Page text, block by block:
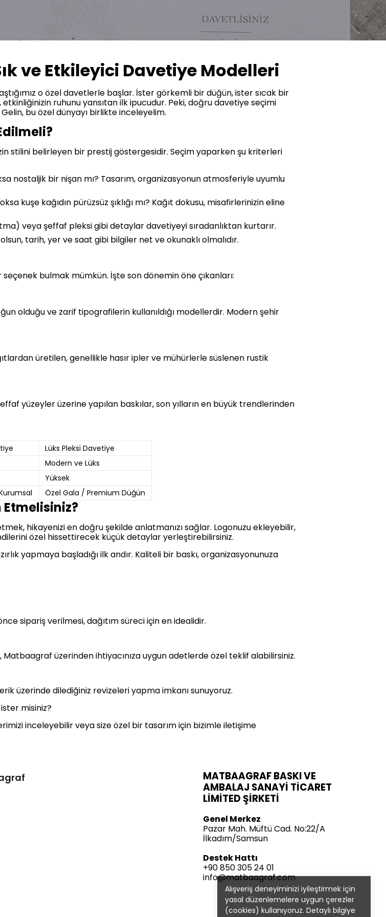
Alışveriş deneyiminizi iyileştirmek için
yasal düzenlemelere uygun çerezler
(cookies) kullanıyoruz. Detaylı bilgiye
ve Etkileyici Davetiye Modelleri
o özel davetlerle başlar. İster görkemli bir düğün, ister sıcak bir
, etkinliğinizin ruhunu yansıtan ilk ipucudur. Peki, doğru davetiye seçimi
bu özel dünyayı birlikte inceleyelim.
stilini belirleyen bir prestij göstergesidir. Seçim yaparken şu kriterleri
nostaljik bir nişan mı? Tasarım, organizasyonun atmosferiyle uyumlu
kuşe kağıdın pürüzsüz şıklığı mı? Kağıt dokusu, misafirlerinizin eline
veya şeffaf pleksi gibi detaylar davetiyeyi sıradanlıktan kurtarır.
tarih, yer ve saat gibi bilgiler net ve okunaklı olmalıdır.
bulmak mümkün. İşte son dönemin öne çıkanları:
olduğu ve zarif tipografilerin kullanıldığı modellerdir. Modern şehir
üretilen, genellikle hasır ipler ve mühürlerle süslenen rustik
yüzeyler üzerine yapılan baskılar, son yılların en büyük trendlerinden
Lüks Pleksi Davetiye
Modern ve Lüks
Yüksek
Özel Gala / Premium Düğün
Etmelisiniz?
hikayenizi en doğru şekilde anlatmanızı sağlar. Logonuzu ekleyebilir,
özel hissettirecek küçük detaylar yerleştirebilirsiniz.
yapmaya başladığı ilk andır. Kaliteli bir baskı, organizasyonunuza
sipariş verilmesi, dağıtım süreci için en idealidir.
üzerinden ihtiyacınıza uygun adetlerde özel teklif alabilirsiniz.
üzerinde dilediğiniz revizeleri yapma imkanı sunuyoruz.
misiniz?
inceleyebilir veya size özel bir tasarım için bizimle iletişime
MATBAAGRAF BASKI VE
AMBALAJ SANAYİ TİCARET
LİMİTED ŞİRKETİ
Genel Merkez
Pazar Mah. Müftü Cad. No:22/A
İlkadım/Samsun
Destek Hattı
+90 850 305 24 01
info@matbaagraf.com